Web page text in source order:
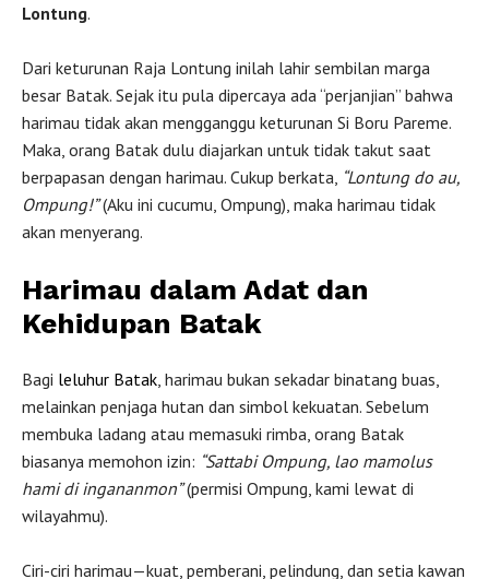
Lontung.
Dari keturunan Raja Lontung inilah lahir sembilan marga
besar Batak. Sejak itu pula dipercaya ada “perjanjian” bahwa
harimau tidak akan mengganggu keturunan Si Boru Pareme.
Maka, orang Batak dulu diajarkan untuk tidak takut saat
berpapasan dengan harimau. Cukup berkata, “Lontung do au,
Ompung!”(Aku ini cucumu, Ompung), maka harimau tidak
akan menyerang.
Harimau dalam Adat dan
Kehidupan Batak
Bagi leluhur Batak , harimau bukan sekadar binatang buas,
melainkan penjaga hutan dan simbol kekuatan. Sebelum
membuka ladang atau memasuki rimba, orang Batak
biasanya memohon izin: “Sattabi Ompung, lao mamolus
hami di ingananmon”(permisi Ompung, kami lewat di
wilayahmu).
Ciri-ciri harimau—kuat, pemberani, pelindung, dan setia kawan